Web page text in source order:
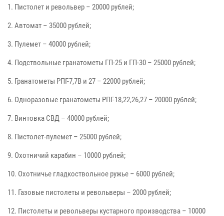
1. Пистолет и револьвер – 20000 рублей;
2. Автомат – 35000 рублей;
3. Пулемет – 40000 рублей;
4. Подствольные гранатометы ГП-25 и ГП-30 – 25000 рублей;
5. Гранатометы РПГ-7,7В и 27 – 22000 рублей;
6. Одноразовые гранатометы РПГ-18,22,26,27 – 20000 рублей;
7. Винтовка СВД – 40000 рублей;
8. Пистолет-пулемет – 25000 рублей;
9. Охотничий карабин – 10000 рублей;
10. Охотничье гладкоствольное ружье – 6000 рублей;
11. Газовые пистолеты и револьверы – 2000 рублей;
12. Пистолеты и револьверы кустарного производства – 10000